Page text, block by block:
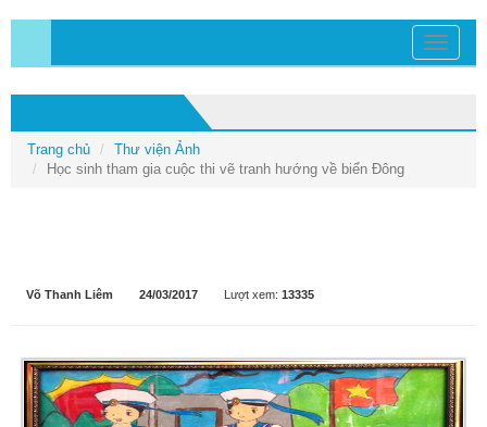
Toggle
Trang chủ
Thư viện Ảnh
Học sinh tham gia cuộc thi vẽ tranh hướng về biển Đông
Võ Thanh Liêm 24/03/2017 Lượt xem: 13335